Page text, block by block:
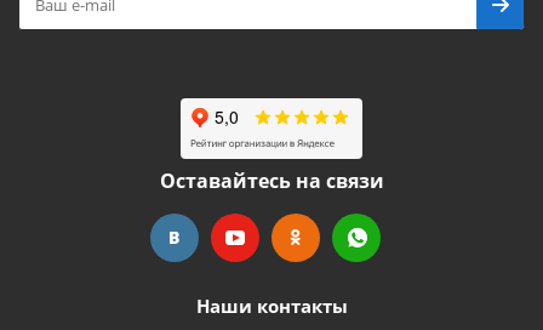
Оставайтесь на связи
Наши контакты